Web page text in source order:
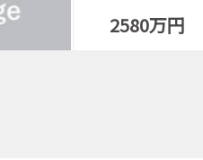
2580万円